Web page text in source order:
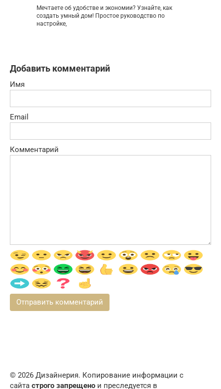
Мечтаете об удобстве и экономии? Узнайте, как
создать умный дом! Простое руководство по
настройке,
Добавить комментарий
Имя
Email
Комментарий
© 2026 Дизайнерия. Копирование информации с
сайта строго запрещено и преследуется в